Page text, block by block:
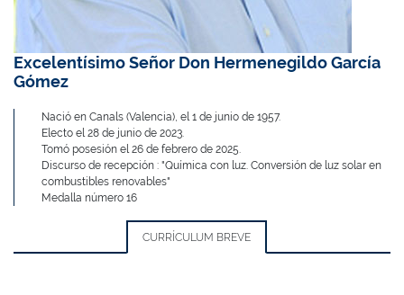
Excelentísimo Señor Don Hermenegildo García
Gómez
Nació en Canals (Valencia), el 1 de junio de 1957.
Electo el 28 de junio de 2023.
Tomó posesión el 26 de febrero de 2025.
Discurso de recepción : "Química con luz. Conversión de luz solar en
combustibles renovables"
Medalla número 16
CURRÍCULUM BREVE